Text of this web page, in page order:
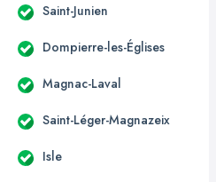
Saint-Junien
Dompierre-les-Églises
Magnac-Laval
Saint-Léger-Magnazeix
Isle